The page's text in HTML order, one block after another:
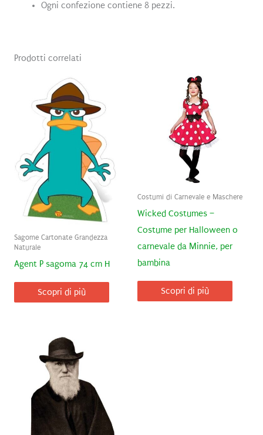
Ogni confezione contiene 8 pezzi.
Prodotti correlati
Sagome Cartonate Grandezza
Naturale
Agent P sagoma 74 cm H
Scopri di più
Costumi di Carnevale e Maschere
Wicked Costumes –
Costume per Halloween o
carnevale da Minnie, per
bambina
Scopri di più